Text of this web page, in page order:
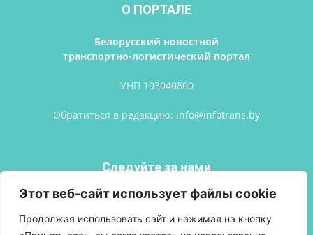
Этот веб-сайт использует файлы cookie
Продолжая использовать сайт и нажимая на кнопку
О ПОРТАЛЕ
Белорусский новостной
транспортно-логистический портал
УНП 193040800
Обратиться в редакцию: info@infotrans.bу
Следуйте за нами